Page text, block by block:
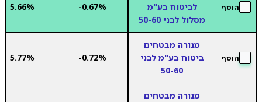
הוסף
לביטוח בע"מ
מסלול לבני 50-60
-0.67%
5.66%
הוסף
מנורה מבטחים
ביטוח בע"מ לבני
50-60
-0.72%
5.77%
מנורה מבטחים